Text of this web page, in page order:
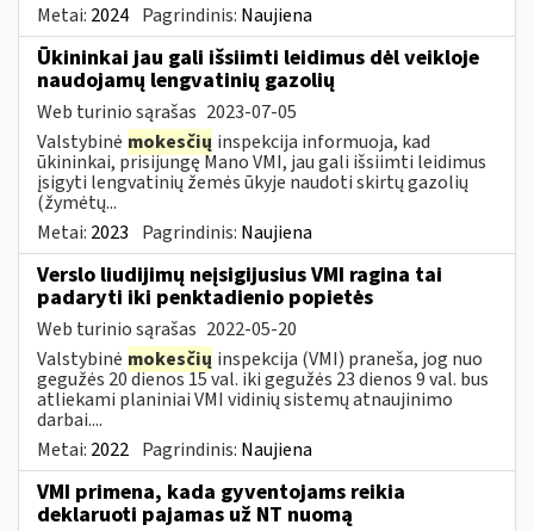
Metai: 2024 Pagrindinis: Naujiena
Ūkininkai jau gali išsiimti leidimus dėl veikloje
naudojamų lengvatinių gazolių
Web turinio sąrašas 2023-07-05
Valstybinė mokesčių inspekcija informuoja, kad
ūkininkai, prisijungę Mano VMI, jau gali išsiimti leidimus
įsigyti lengvatinių žemės ūkyje naudoti skirtų gazolių
(žymėtų...
Metai: 2023 Pagrindinis: Naujiena
Verslo liudijimų neįsigijusius VMI ragina tai
padaryti iki penktadienio popietės
Web turinio sąrašas 2022-05-20
Valstybinė mokesčių inspekcija (VMI) praneša, jog nuo
gegužės 20 dienos 15 val. iki gegužės 23 dienos 9 val. bus
atliekami planiniai VMI vidinių sistemų atnaujinimo
darbai....
Metai: 2022 Pagrindinis: Naujiena
VMI primena, kada gyventojams reikia
deklaruoti pajamas už NT nuomą